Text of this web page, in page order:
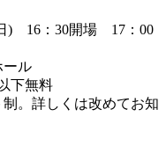
) 16：30開場 17：00
ール
下無料
。詳しくは改めてお知